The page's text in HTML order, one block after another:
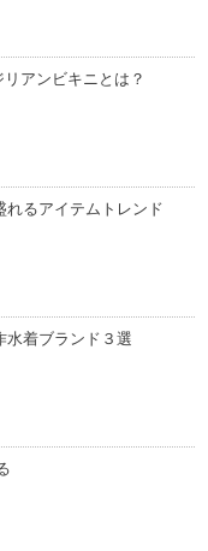
アンビキニとは？
れるアイテムトレンド
水着ブランド３選